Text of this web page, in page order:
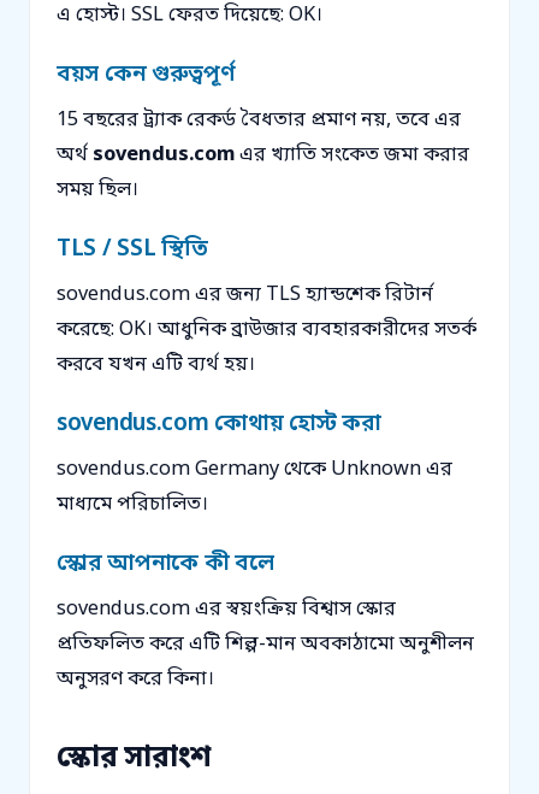
এ হোস্ট। SSL ফেরত দিয়েছে: OK।
বয়স কেন গুরুত্বপূর্ণ
15 বছরের ট্র্যাক রেকর্ড বৈধতার প্রমাণ নয়, তবে এর
অর্থ sovendus.comএর খ্যাতি সংকেত জমা করার
সময় ছিল।
TLS / SSL স্থিতি
sovendus.com এর জন্য TLS হ্যান্ডশেক রিটার্ন
করেছে: OK। আধুনিক ব্রাউজার ব্যবহারকারীদের সতর্ক
করবে যখন এটি ব্যর্থ হয়।
sovendus.com কোথায় হোস্ট করা
sovendus.com Germany থেকে Unknown এর
মাধ্যমে পরিচালিত।
স্কোর আপনাকে কী বলে
sovendus.com এর স্বয়ংক্রিয় বিশ্বাস স্কোর
প্রতিফলিত করে এটি শিল্প-মান অবকাঠামো অনুশীলন
অনুসরণ করে কিনা।
স্কোর সারাংশ